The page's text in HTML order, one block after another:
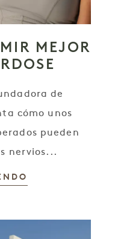
MEJOR
de
cómo unos
pueden
nervios...